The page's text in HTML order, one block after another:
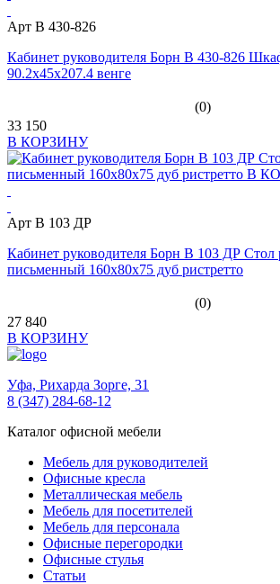
Арт В 430-826
Кабинет руководителя Борн В 430-826
90.2x45x207.4 венге
(0)
33 150
В КОРЗИНУ
Арт B 103 ДР
Кабинет руководителя Борн B 103 ДР Стол
письменный 160х80х75 дуб ристретто
(0)
27 840
В КОРЗИНУ
Уфа, Рихарда Зорге, 31
8 (347) 284-68-12
Каталог офисной мебели
Мебель для руководителей
Офисные кресла
Металлическая мебель
Мебель для посетителей
Мебель для персонала
Офисные перегородки
Офисные стулья
Статьи